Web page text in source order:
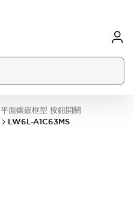
平面鑲嵌框型 按鈕開關
LW6L-A1C63MS